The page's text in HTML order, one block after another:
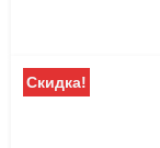
Скидка!